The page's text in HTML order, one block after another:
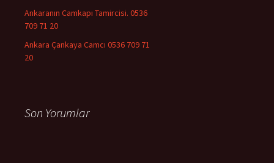
Ankaranın Camkapı Tamircisi. 0536
709 71 20
Ankara Çankaya Camcı 0536 709 71
20
Son Yorumlar